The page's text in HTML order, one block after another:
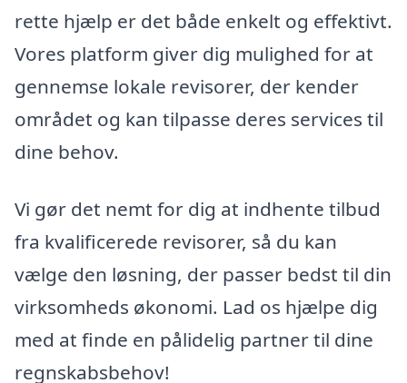
rette hjælp er det både enkelt og effektivt.
Vores platform giver dig mulighed for at
gennemse lokale revisorer, der kender
området og kan tilpasse deres services til
dine behov.
Vi gør det nemt for dig at indhente tilbud
fra kvalificerede revisorer, så du kan
vælge den løsning, der passer bedst til din
virksomheds økonomi. Lad os hjælpe dig
med at finde en pålidelig partner til dine
regnskabsbehov!